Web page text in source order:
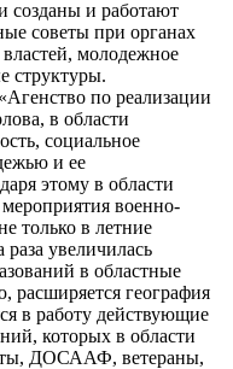
созданы и работают
советы при органах
молодежное
структуры.
по реализации
в области
социальное
и ее
этому в области
военно-
только в летние
увеличилась
в областные
расширяется география
в работу действующие
которых в области
ДОСААФ, ветераны,